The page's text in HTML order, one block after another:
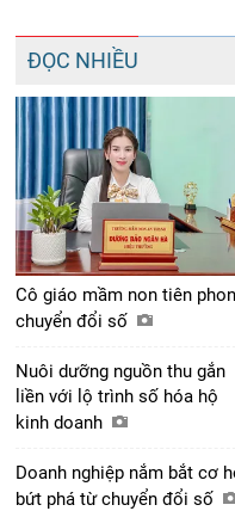
ĐỌC NHIỀU
Cô giáo mầm non tiên
chuyển đổi số
Nuôi dưỡng nguồn thu gắn
liền với lộ trình số hóa hộ
kinh doanh
Doanh nghiệp nắm bắt cơ
bứt phá từ chuyển đổi số